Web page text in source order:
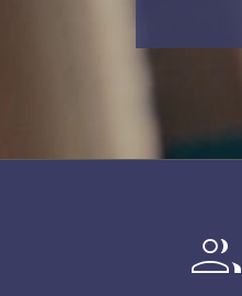
group